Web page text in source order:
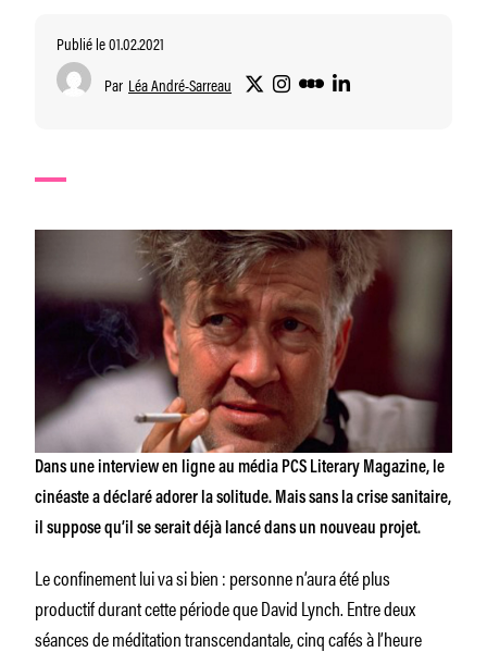
Publié le 01.02.2021
Par Léa André-Sarreau
Dans une interview en ligne au média PCS Literary Magazine, le
cinéaste a déclaré adorer la solitude. Mais sans la crise sanitaire,
il suppose qu’il se serait déjà lancé dans un nouveau projet.
Le confinement lui va si bien : personne n’aura été plus
productif durant cette période que David Lynch. Entre deux
séances de méditation transcendantale, cinq cafés à l’heure